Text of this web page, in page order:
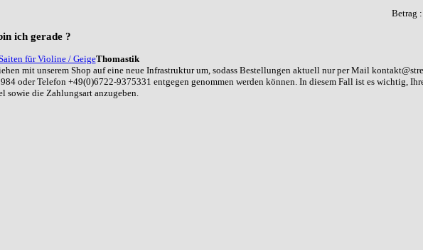
Betrag :
ich gerade ?
für Violine / GeigeThomastik
mit unserem Shop auf eine neue Infrastruktur um, sodass Bestellungen aktuell nur per Mail
oder Telefon +49(0)6722-9375331 entgegen genommen werden können. In diesem Fall ist es wichtig,
sowie die Zahlungsart anzugeben.